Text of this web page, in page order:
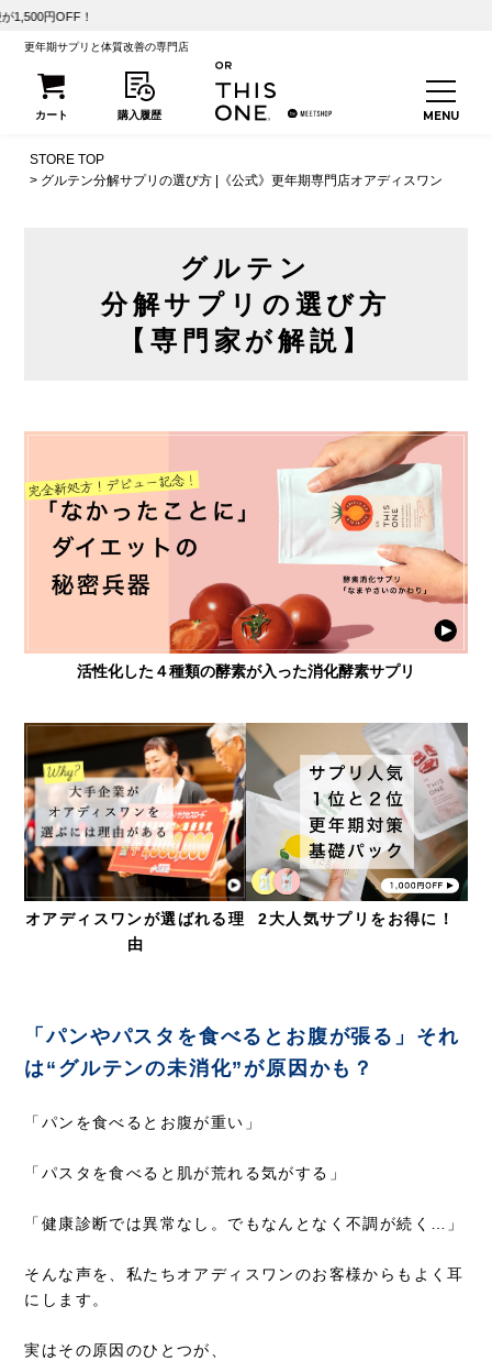
更年期サプリと体質改善の専門店
STORE TOP
グルテン分解サプリの選び方 |《公式》更年期専門店オアディスワン
グルテン
分解サプリの選び方
【専門家が解説】
活性化した４種類の酵素が入った消化酵素サプリ
オアディスワンが選ばれる理
由
2大人気サプリをお得に！
「パンやパスタを食べるとお腹が張る」それ
は“グルテンの未消化”が原因かも？
「パンを食べるとお腹が重い」
「パスタを食べると肌が荒れる気がする」
「健康診断では異常なし。でもなんとなく不調が続く…」
そんな声を、私たちオアディスワンのお客様からもよく耳
にします。
実はその原因のひとつが、